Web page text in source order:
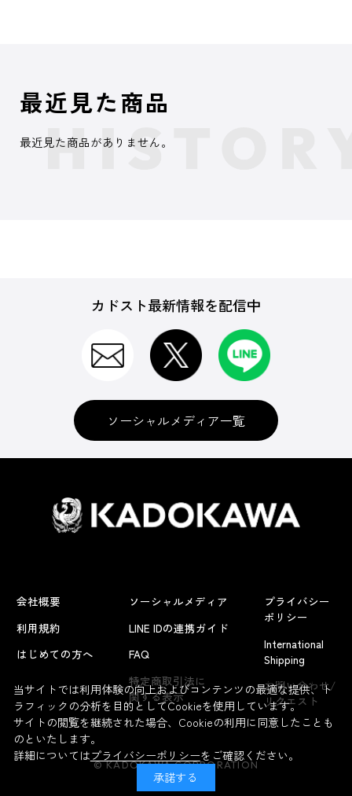
よくあるお問い合わせ
最近見た商品
最近見た商品がありません。
カドスト最新情報を配信中
ソーシャルメディア一覧
会社概要
利用規約
はじめての方へ
ソーシャルメディア
LINE IDの連携ガイド
FAQ
特定商取引法に
関する表示
プライバシー
ポリシー
International
Shipping
お問い合わせ/
リクエスト
© KADOKAWA CORPORATION
当サイトでは利用体験の向上およびコンテンツの最適な提供、ト
ラフィックの分析を目的としてCookieを使用しています。
サイトの閲覧を継続された場合、Cookieの利用に同意したことも
のといたします。
詳細についてはプライバシーポリシーをご確認ください。
承諾する